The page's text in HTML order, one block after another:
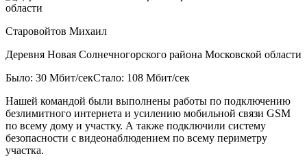
Старовойтов Михаил
Деревня Новая Солнечногорского района Московской области
Было: 30 Мбит/секСтало: 108 Мбит/сек
Нашей командой были выполнены работы по подключению
безлимитного интернета и усилению мобильной связи GSM
по всему дому и участку. А также подключили систему
безопасности с видеонаблюдением по всему периметру
участка.